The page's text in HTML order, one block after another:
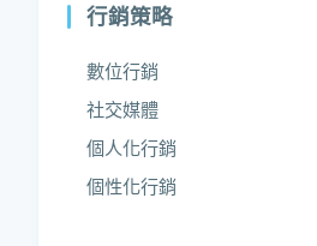
行銷策略
數位行銷
社交媒體
個人化行銷
個性化行銷